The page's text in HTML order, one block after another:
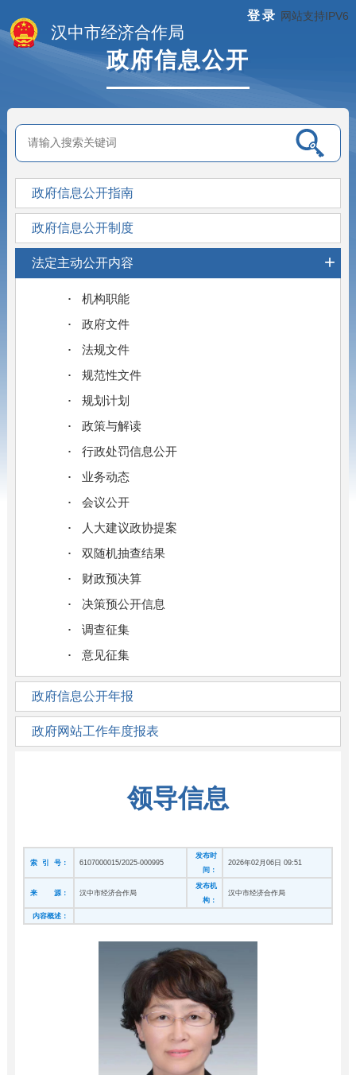
登录 网站支持IPV6
汉中市经济合作局
政府信息公开
政府信息公开指南
政府信息公开制度
法定主动公开内容 +
机构职能
政府文件
法规文件
规范性文件
规划计划
政策与解读
行政处罚信息公开
业务动态
会议公开
人大建议政协提案
双随机抽查结果
财政预决算
决策预公开信息
调查征集
意见征集
政府信息公开年报
政府网站工作年度报表
领导信息
索 引 号： 6107000015/2025-000995
发布时
间：
2026年02月06日 09:51
来 源： 汉中市经济合作局
发布机
构：
汉中市经济合作局
内容概述：